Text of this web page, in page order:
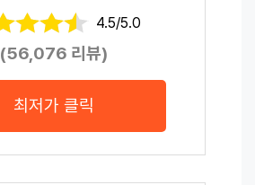
4.5/5.0
(56,076 리뷰)
최저가 클릭